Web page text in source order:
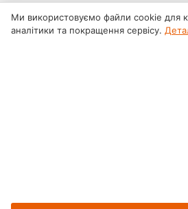
Ми використовуємо файли cookie для
аналітики та покращення сервісу.